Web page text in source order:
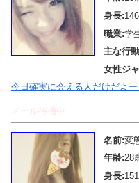
身長:
職業:学
主な行
女性ジ
今日確実に会える人だけだよー
メール待機中
名前:変
年齢:28
身長: